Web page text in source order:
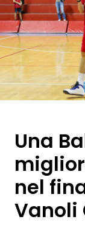
Una
nel
Vanoli